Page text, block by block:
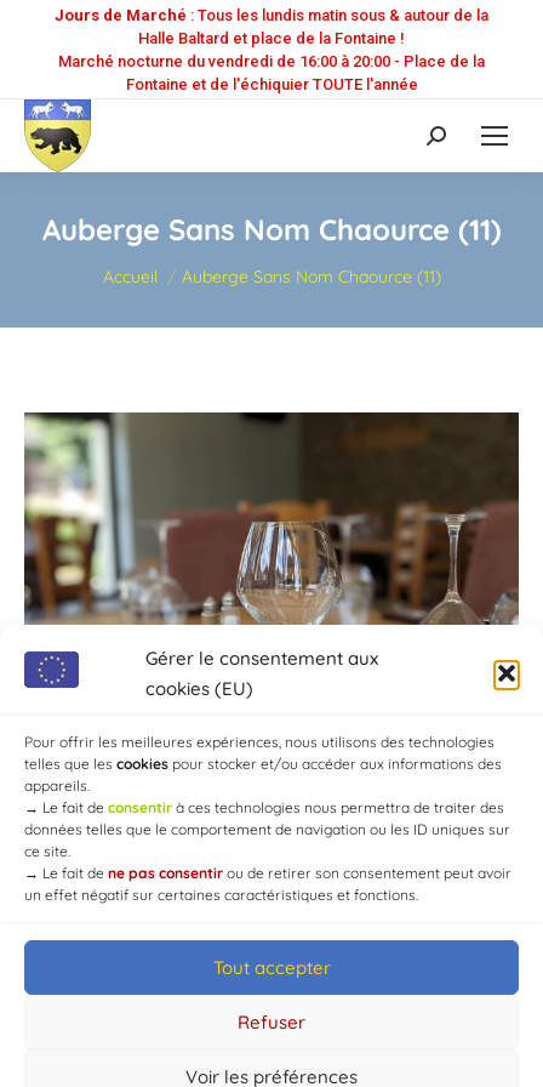
Gérer le consentement aux
cookies (EU)
Pour offrir les meilleures expériences, nous utilisons des technologies
telles que les cookies pour stocker et/ou accéder aux informations des
appareils.
→ Le fait de consentir à ces technologies nous permettra de traiter des
données telles que le comportement de navigation ou les ID uniques sur
ce site.
→ Le fait de ne pas consentir ou de retirer son consentement peut avoir
un effet négatif sur certaines caractéristiques et fonctions.
Tout accepter
Refuser
Voir les préférences
Jours de Marché : Tous les lundis matin sous & autour de la
Halle Baltard et place de la Fontaine !
Marché nocturne du vendredi de 16:00 à 20:00 - Place de la
Fontaine et de l'échiquier TOUTE l'année
Recherche
:
Auberge Sans Nom Chaource (11)
Vous êtes ici :
Accueil Auberge Sans Nom Chaource (11)
© Mairie de Chaource [2004-2024] | Tous droits réservés.
Developed byWEB3-DESIGN